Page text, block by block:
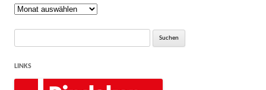
Rückblick
Suche
LINKS